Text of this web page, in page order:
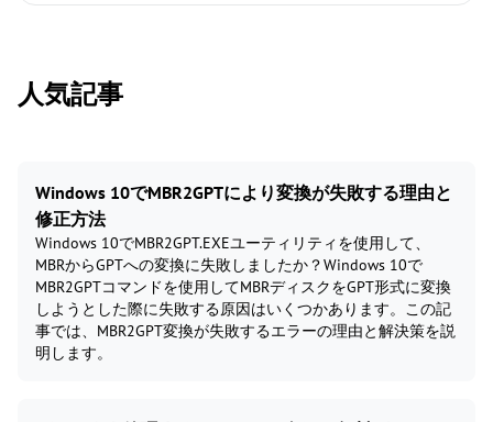
人気記事
Windows 10でMBR2GPTにより変換が失敗する理由と
修正方法
Windows 10でMBR2GPT.EXEユーティリティを使用して、
MBRからGPTへの変換に失敗しましたか？Windows 10で
MBR2GPTコマンドを使用してMBRディスクをGPT形式に変換
しようとした際に失敗する原因はいくつかあります。この記
事では、MBR2GPT変換が失敗するエラーの理由と解決策を説
明します。